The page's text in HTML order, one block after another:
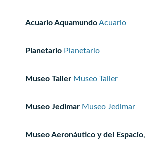
Acuario AquamundoAcuario
Planetario Planetario
Museo Taller Museo Taller
Museo Jedimar Museo Jedimar
Museo Aeronáutico y del Espacio,